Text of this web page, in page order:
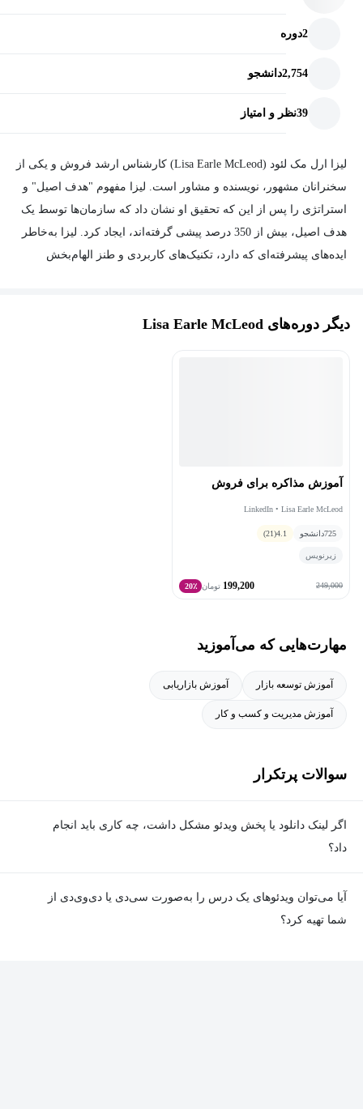
2دوره
2,754دانشجو
39نظر و امتیاز
ليزا ارل مک لئود (Lisa Earle McLeod) کارشناس ارشد فروش و یکی از
سخنرانان مشهور، نویسنده و مشاور است. لیزا مفهوم "هدف اصیل" و
استراتژی را پس از این که تحقیق او نشان داد که سازمان‌ها توسط یک
هدف اصیل، بیش از 350 درصد پیشی گرفته‌اند، ایجاد کرد. لیزا به‌خاطر
ایده‌های پیشرفته‌ای که دارد، تکنیک‌های کاربردی و طنز الهام‌بخش
Forbes.com است و در برنامه‌های NBC Nightly News، The Today
دیگر دوره‌های Lisa Earle McLeod
آموزش مذاکره برای فروش
LinkedIn • Lisa Earle McLeod
725دانشجو 4.1
(21)
زیرنویس
249,000
199,200 تومان 20٪
مهارت‌هایی که می‌آموزید
آموزش توسعه بازار آموزش بازاریابی
آموزش مدیریت و کسب و کار
سوالات پرتکرار
اگر لینک دانلود یا پخش ویدئو مشکل داشت، چه کاری باید انجام
داد؟
آیا می‌توان ویدئوهای یک درس را به‌صورت سی‌دی یا دی‌وی‌دی از
شما تهیه کرد؟